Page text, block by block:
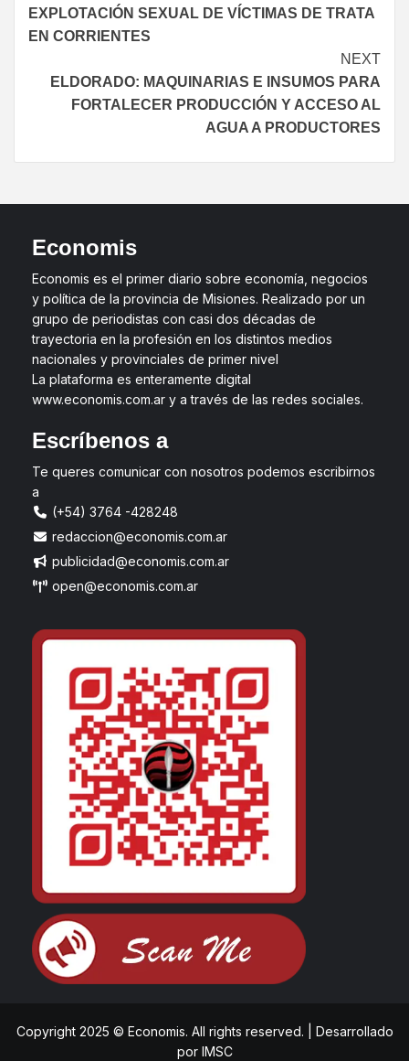
EXPLOTACIÓN SEXUAL DE VÍCTIMAS DE TRATA
EN CORRIENTES
NEXT
ELDORADO: MAQUINARIAS E INSUMOS PARA
FORTALECER PRODUCCIÓN Y ACCESO AL
AGUA A PRODUCTORES
Economis
Economis es el primer diario sobre economía, negocios
y política de la provincia de Misiones. Realizado por un
grupo de periodistas con casi dos décadas de
trayectoria en la profesión en los distintos medios
nacionales y provinciales de primer nivel
La plataforma es enteramente digital
www.economis.com.ar y a través de las redes sociales.
Escríbenos a
Te queres comunicar con nosotros podemos escribirnos
a
(+54) 3764 -428248
redaccion@economis.com.ar
publicidad@economis.com.ar
open@economis.com.ar
Copyright 2025 © Economis. All rights reserved.
Desarrollado
porIMSC